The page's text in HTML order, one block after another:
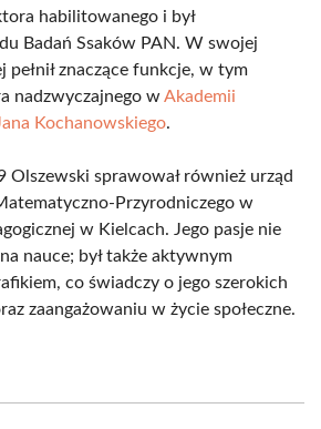
habilitowanego i był
Badań Ssaków PAN. W swojej
pełnił znaczące funkcje, w tym
nadzwyczajnego wAkademii
Kochanowskiego.
sprawował również urząd
Przyrodniczego w
w Kielcach. Jego pasje nie
nauce; był także aktywnym
co świadczy o jego szerokich
zaangażowaniu w życie społeczne.